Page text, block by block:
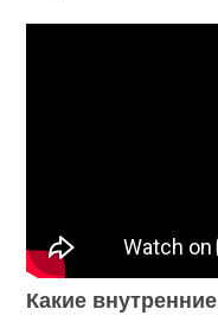
Какие